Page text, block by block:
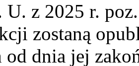
z 2025 r.
zostaną
od dnia jej